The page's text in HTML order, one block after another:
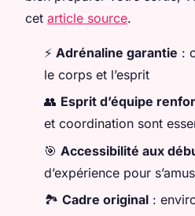
cet article source.
⚡️ Adrénaline garantie :
le corps et l’esprit
👥 Esprit d’équipe
et coordination sont
🎯 Accessibilité aux
d’expérience pour
🏞️ Cadre original :